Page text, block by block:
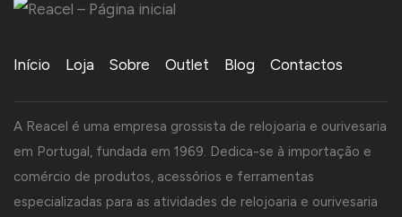
Início Loja Sobre Outlet Blog Contactos
A Reacel é uma empresa grossista de relojoaria e ourivesaria
em Portugal, fundada em 1969. Dedica-se à importação e
comércio de produtos, acessórios e ferramentas
especializadas para as atividades de relojoaria e ourivesaria